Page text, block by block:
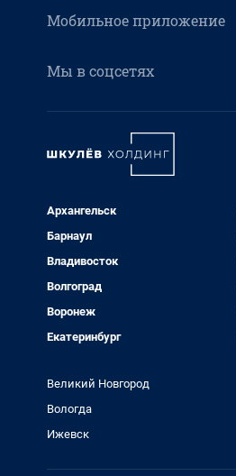
Мобильное приложение
Мы в соцсетях
Архангельск
Барнаул
Владивосток
Волгоград
Воронеж
Екатеринбург
Великий Новгород
Вологда
Ижевск